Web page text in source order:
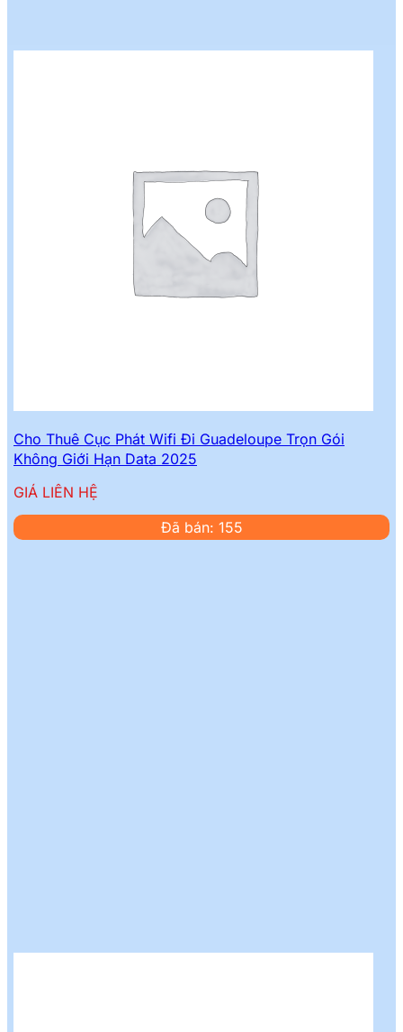
Cho Thuê Cục Phát Wifi Đi Guadeloupe Trọn Gói
Không Giới Hạn Data 2025
GIÁ LIÊN HỆ
Đã bán: 155